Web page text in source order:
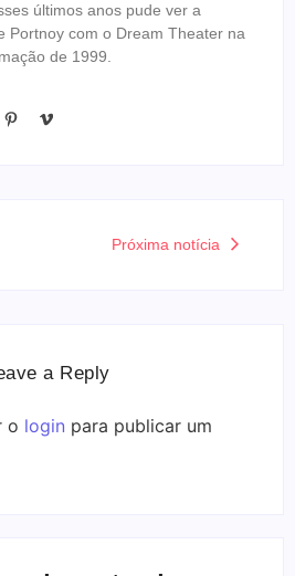
últimos anos pude ver a
Portnoy com o Dream Theater na
de 1999.
Próxima notícia
a Reply
o login para publicar um